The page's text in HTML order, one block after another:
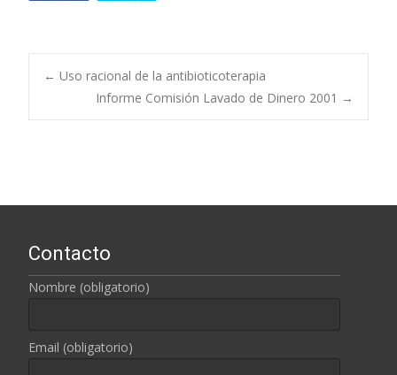
Navegación de
← Uso racional de la antibioticoterapia
Informe Comisión Lavado de Dinero 2001 →
Contacto
Nombre (obligatorio)
Email (obligatorio)